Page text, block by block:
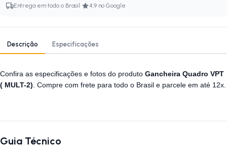
Entrega em todo o Brasil · 4,9 no Google
Descrição Especificações
Confira as especificações e fotos do produto Gancheira Quadro VPT
( MULT-2) . Compre com frete para todo o Brasil e parcele em até 12x.
Guia Técnico